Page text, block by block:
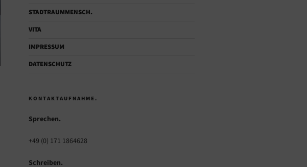
STADTRAUMMENSCH.
VITA
IMPRESSUM
DATENSCHUTZ
KONTAKTAUFNAHME.
Sprechen.
+49 (0) 171 1864628
Schreiben.